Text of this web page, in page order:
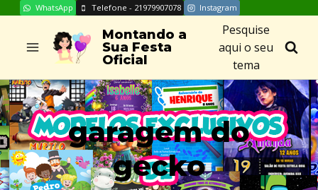
Skip
content
WhatsApp Telefone - 21979907078 Instagram
Montando a
Sua Festa
Oficial
Pesquise
aqui o seu
tema
garagem do
gecko